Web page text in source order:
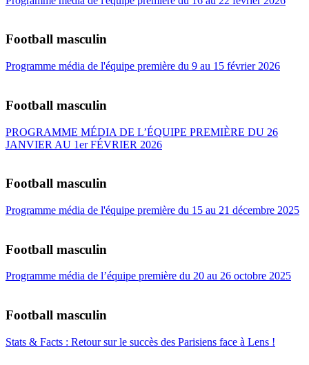
Football masculin
Programme média de l'équipe première du 9 au 15 février 2026
Football masculin
PROGRAMME MÉDIA DE L’ÉQUIPE PREMIÈRE DU 26
JANVIER AU 1er FÉVRIER 2026
Football masculin
Programme média de l'équipe première du 15 au 21 décembre 2025
Football masculin
Programme média de l’équipe première du 20 au 26 octobre 2025
Football masculin
Stats & Facts : Retour sur le succès des Parisiens face à Lens !